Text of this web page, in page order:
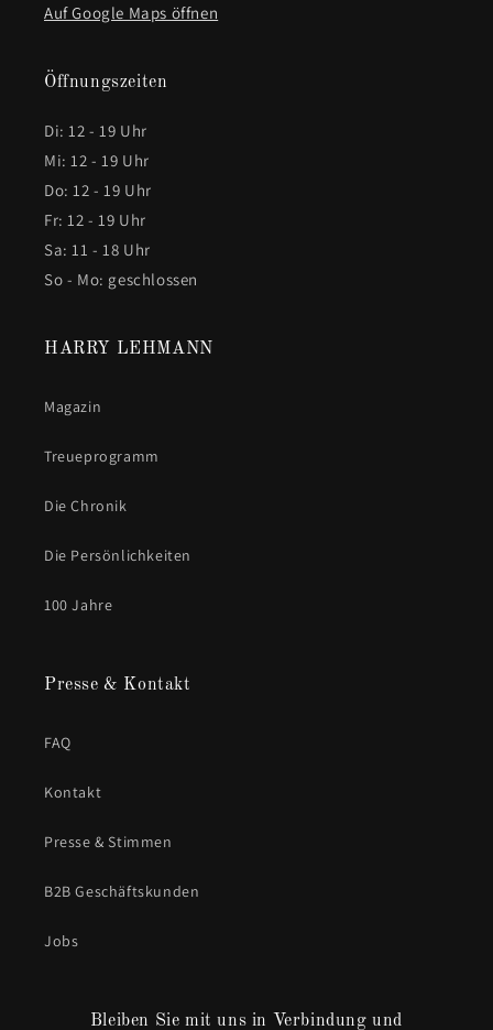
Auf Google Maps öffnen
Öffnungszeiten
Di: 12 - 19 Uhr
Mi: 12 - 19 Uhr
Do: 12 - 19 Uhr
Fr: 12 - 19 Uhr
Sa: 11 - 18 Uhr
So - Mo: geschlossen
HARRY LEHMANN
Magazin
Treueprogramm
Die Chronik
Die Persönlichkeiten
100 Jahre
Presse & Kontakt
FAQ
Kontakt
Presse & Stimmen
B2B Geschäftskunden
Jobs
Bleiben Sie mit uns in Verbindung und